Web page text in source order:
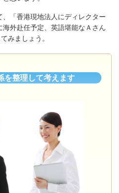
「香港現地法人にディレクター
外赴任予定、英語堪能なＡさん
みましょう。
を整理して考えます